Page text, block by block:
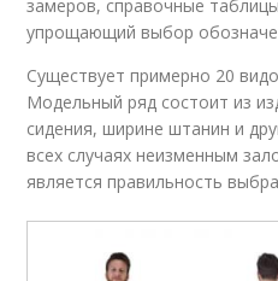
замеров, справочные
упрощающий выбор
Существует примерно 20
Модельный ряд состоит из
сидения, ширине штанин и
всех случаях неизменным
является правильность